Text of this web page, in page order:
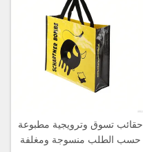
حقائب تسوق وترويجية مطبوعة
حسب الطلب منسوجة ومغلفة